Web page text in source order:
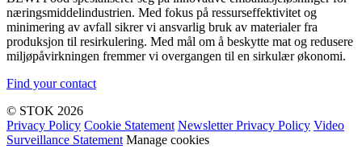
næringsmiddelindustrien. Med fokus på ressurseffektivitet og
minimering av avfall sikrer vi ansvarlig bruk av materialer fra
produksjon til resirkulering. Med mål om å beskytte mat og redusere
miljøpåvirkningen fremmer vi overgangen til en sirkulær økonomi.
Find your contact
© STOK 2026
Privacy Policy Cookie Statement Newsletter Privacy Policy Video
Surveillance Statement Manage cookies